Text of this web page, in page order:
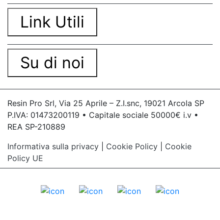
Link Utili
Su di noi
Resin Pro Srl, Via 25 Aprile – Z.I.snc, 19021 Arcola SP
P.IVA: 01473200119 • Capitale sociale 50000€ i.v •
REA SP-210889
Informativa sulla privacy
Cookie Policy
Cookie
Policy UE